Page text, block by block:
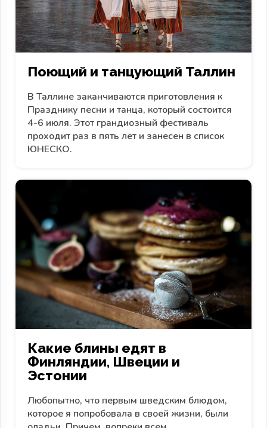
Поющий и танцующий Таллин
В Таллине заканчиваются приготовления к
Празднику песни и танца, который состоится
4-6 июля. Этот грандиозный фестиваль
проходит раз в пять лет и занесен в список
ЮНЕСКО.
Какие блины едят в
Финляндии, Швеции и
Эстонии
Любопытно, что первым шведским блюдом,
которое я попробовала в своей жизни, были